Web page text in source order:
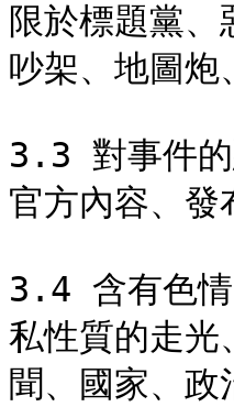
限於標題黨
吵架、地圖
3.3 對事件的
官方內容、
3.4 含有色情
私性質的走光
聞、國家、